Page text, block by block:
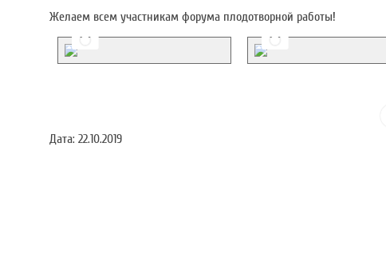
Желаем всем участникам форума плодотворной работы!
Дата: 22.10.2019